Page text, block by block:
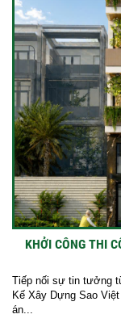
KHỞI CÔNG THI
Tiếp nối sự tin tưởng
Kế Xây Dựng Sao
án...